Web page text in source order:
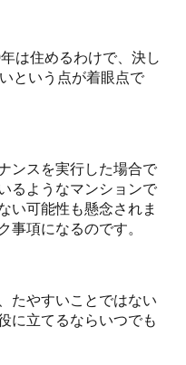
は住めるわけで、決し
という点が着眼点で
ンスを実行した場合で
るようなマンションで
い可能性も懸念されま
事項になるのです。
たやすいことではない
に立てるならいつでも